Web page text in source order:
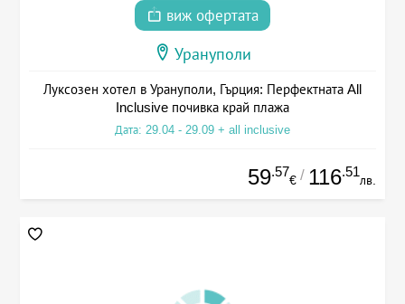
виж офертата
Урануполи
Луксозен хотел в Урануполи, Гърция: Перфектната All
Inclusive почивка край плажа
Дата: 29.04 - 29.09 + all inclusive
59.57
€ / 116.51
лв.